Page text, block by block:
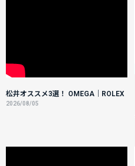
松井オススメ3選！ OMEGA｜ROLEX
2026/08/05